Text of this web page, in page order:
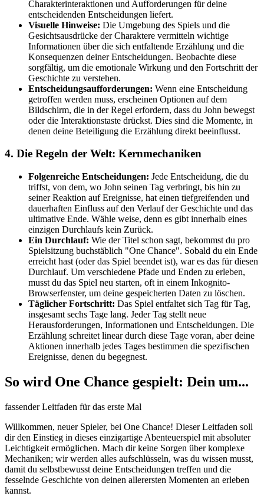
Charakterinteraktionen und Aufforderungen für deine
entscheidenden Entscheidungen liefert.
Visuelle Hinweise: Die Umgebung des Spiels und die
Gesichtsausdrücke der Charaktere vermitteln wichtige
Informationen über die sich entfaltende Erzählung und die
Konsequenzen deiner Entscheidungen. Beobachte diese
sorgfältig, um die emotionale Wirkung und den Fortschritt der
Geschichte zu verstehen.
Entscheidungsaufforderungen: Wenn eine Entscheidung
getroffen werden muss, erscheinen Optionen auf dem
Bildschirm, die in der Regel erfordern, dass du John bewegst
oder die Interaktionstaste drückst. Dies sind die Momente, in
denen deine Beteiligung die Erzählung direkt beeinflusst.
4. Die Regeln der Welt: Kernmechaniken
Folgenreiche Entscheidungen: Jede Entscheidung, die du
triffst, von dem, wo John seinen Tag verbringt, bis hin zu
seiner Reaktion auf Ereignisse, hat einen tiefgreifenden und
dauerhaften Einfluss auf den Verlauf der Geschichte und das
ultimative Ende. Wähle weise, denn es gibt innerhalb eines
einzigen Durchlaufs kein Zurück.
Ein Durchlauf: Wie der Titel schon sagt, bekommst du pro
Spielsitzung buchstäblich "One Chance". Sobald du ein Ende
erreicht hast (oder das Spiel beendet ist), war es das für diesen
Durchlauf. Um verschiedene Pfade und Enden zu erleben,
musst du das Spiel neu starten, oft in einem Inkognito-
Browserfenster, um deine gespeicherten Daten zu löschen.
Täglicher Fortschritt: Das Spiel entfaltet sich Tag für Tag,
insgesamt sechs Tage lang. Jeder Tag stellt neue
Herausforderungen, Informationen und Entscheidungen. Die
Erzählung schreitet linear durch diese Tage voran, aber deine
Aktionen innerhalb jedes Tages bestimmen die spezifischen
Ereignisse, denen du begegnest.
So wird One Chance gespielt: Dein um...
fassender Leitfaden für das erste Mal
Willkommen, neuer Spieler, bei One Chance! Dieser Leitfaden soll
dir den Einstieg in dieses einzigartige Abenteuerspiel mit absoluter
Leichtigkeit ermöglichen. Mach dir keine Sorgen über komplexe
Mechaniken; wir werden alles aufschlüsseln, was du wissen musst,
damit du selbstbewusst deine Entscheidungen treffen und die
fesselnde Geschichte von deinen allerersten Momenten an erleben
kannst.